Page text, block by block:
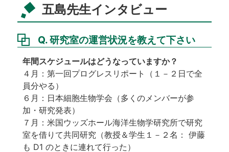
五島先生インタビュー
Q. 研究室の運営状況を教えて下さい
年間スケジュールはどうなっていますか？
４月：第一回プログレスリポート（１－２日で全
員分やる）
６月：日本細胞生物学会（多くのメンバーが参
加・研究発表）
７月：米国ウッズホール海洋生物学研究所で研究
室を借りて共同研究（教授＆学生１－２名： 伊藤
も D1 のときに連れて行った）